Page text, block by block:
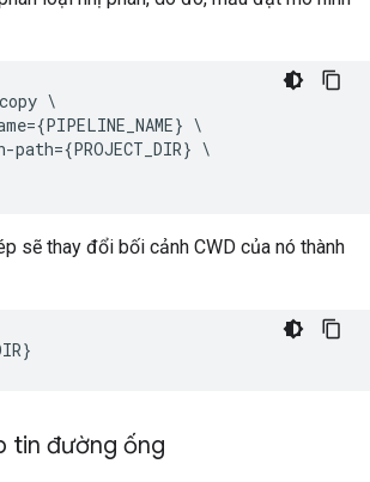
copy \
={PIPELINE_NAME} \
-path={PROJECT_DIR} \
sẽ thay đổi bối cảnh CWD của nó thành
}
tin đường ống